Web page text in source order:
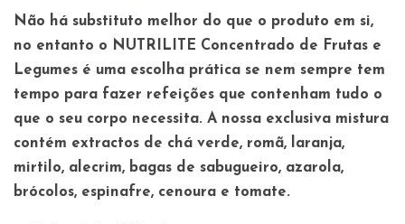
Não há substituto melhor do que o produto em si,
no entanto o NUTRILITE Concentrado de Frutas e
Legumes é uma escolha prática se nem sempre tem
tempo para fazer refeições que contenham tudo o
que o seu corpo necessita. A nossa exclusiva mistura
contém extractos de chá verde, romã, laranja,
mirtilo, alecrim, bagas de sabugueiro, azarola,
brócolos, espinafre, cenoura e tomate.